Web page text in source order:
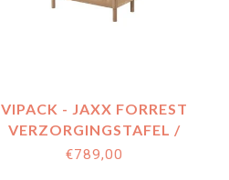
VIPACK - JAXX FORREST
VERZORGINGSTAFEL /
COMMODE OAK
€789,00